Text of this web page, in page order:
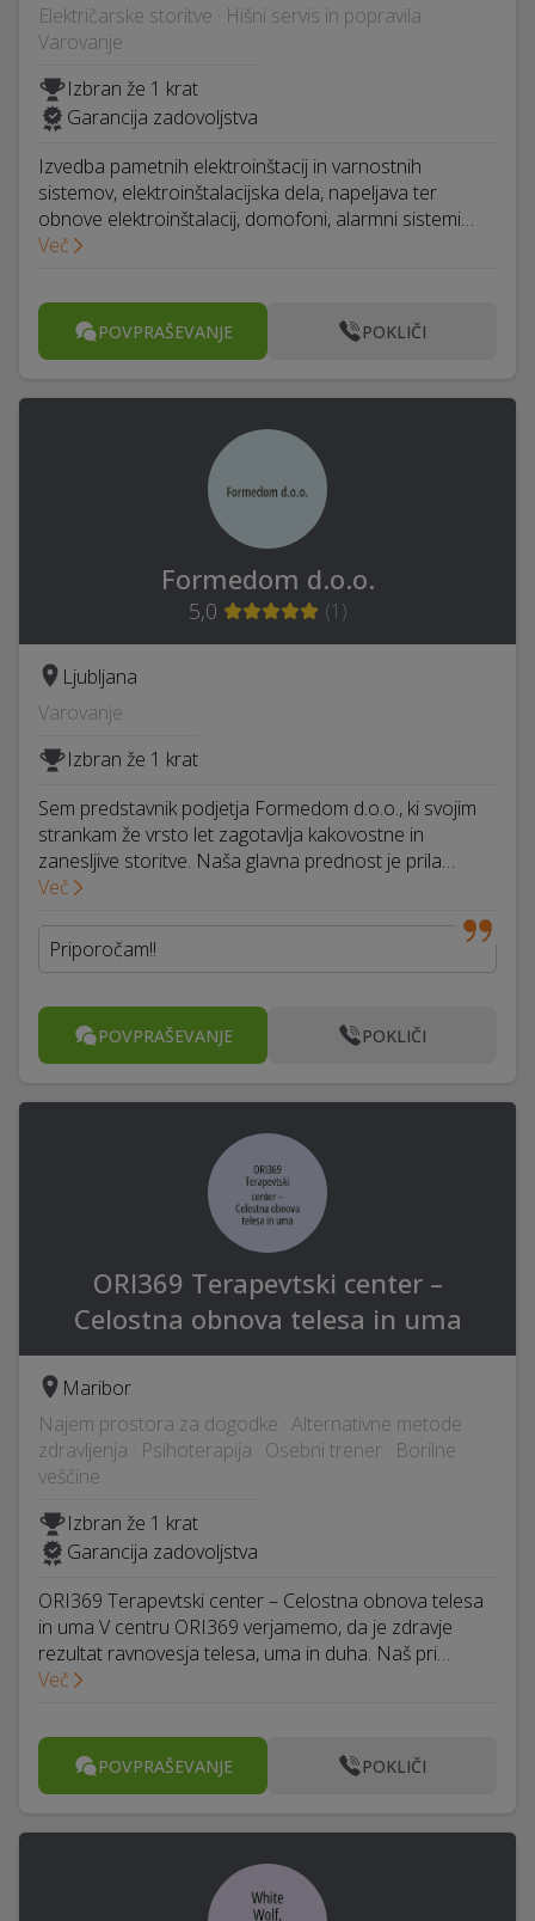
Električarske storitve · Hišni servis in popravila ·
Varovanje
Izbran že 1 krat
Garancija zadovoljstva
Izvedba pametnih elektroinštacij in varnostnih
sistemov, elektroinštalacijska dela, napeljava ter
obnove elektroinštalacij, domofoni, alarmni sistemi…
Več
POVPRAŠEVANJE POKLIČI
Formedom d.o.o.
5,0 (1 )
Ljubljana
Varovanje
Izbran že 1 krat
Sem predstavnik podjetja Formedom d.o.o., ki svojim
strankam že vrsto let zagotavlja kakovostne in
zanesljive storitve. Naša glavna prednost je prila…
Več
Priporočam!!
POVPRAŠEVANJE POKLIČI
ORI369 Terapevtski center –
Celostna obnova telesa in uma
Maribor
Najem prostora za dogodke · Alternativne metode
zdravljenja · Psihoterapija · Osebni trener · Borilne
veščine
Izbran že 1 krat
Garancija zadovoljstva
ORI369 Terapevtski center – Celostna obnova telesa
in uma V centru ORI369 verjamemo, da je zdravje
rezultat ravnovesja telesa, uma in duha. Naš pri…
Več
POVPRAŠEVANJE POKLIČI